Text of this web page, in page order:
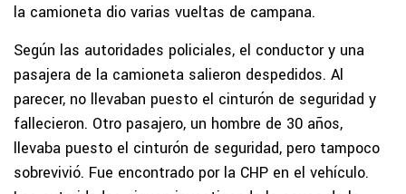
la camioneta dio varias vueltas de campana.
Según las autoridades policiales, el conductor y una
pasajera de la camioneta salieron despedidos. Al
parecer, no llevaban puesto el cinturón de seguridad y
fallecieron. Otro pasajero, un hombre de 30 años,
llevaba puesto el cinturón de seguridad, pero tampoco
sobrevivió. Fue encontrado por la CHP en el vehículo.